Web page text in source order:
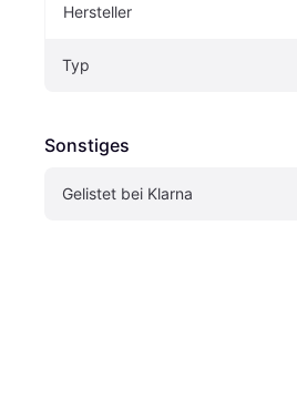
Hersteller
Typ
Sonstiges
Gelistet bei Klarna